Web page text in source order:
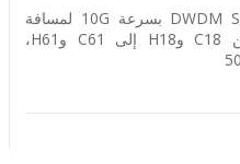
وحدة ‎DWDM SFP+‎ بسرعة ‎10G‎ لمسافة
‎80KM‎، من ‎C18‎ و‎H18‎ إلى ‎C61‎ و‎H61‎،